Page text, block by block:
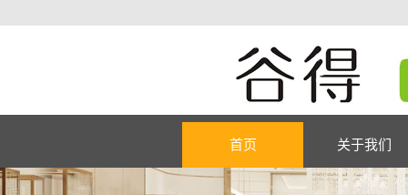
首页 关于我们